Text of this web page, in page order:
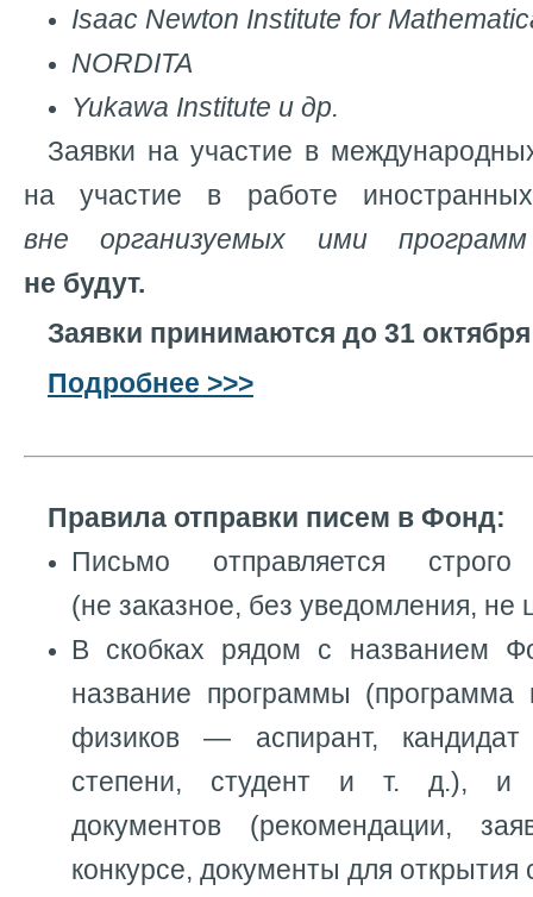
Isaac Newton Institute for
NORDITA
Yukawa Institute и др.
Заявки на участие в
на участие в работе
вне организуемых ими программ
не будут.
Заявки принимаются до 31
Подробнее >>>
Правила отправки писем в Фонд:
Письмо отправляется
(не заказное, без уведомления, не
В скобках рядом с названием
название программы (программа
физиков — аспирант,
степени, студент и т. д.), и
документов (рекомендации,
конкурсе, документы для открытия